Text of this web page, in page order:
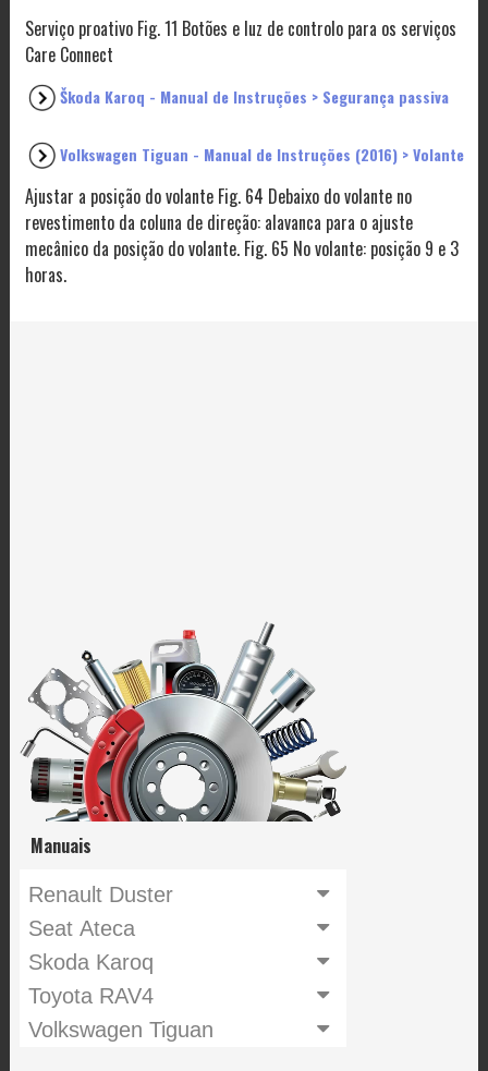
Serviço proativo Fig. 11 Botões e luz de controlo para os serviços
Care Connect
Škoda Karoq - Manual de Instruções > Segurança passiva
Volkswagen Tiguan - Manual de Instruções (2016) > Volante
Ajustar a posição do volante Fig. 64 Debaixo do volante no
revestimento da coluna de direção: alavanca para o ajuste
mecânico da posição do volante. Fig. 65 No volante: posição 9 e 3
horas.
Manuais
Renault Duster
Seat Ateca
Skoda Karoq
Toyota RAV4
Volkswagen Tiguan